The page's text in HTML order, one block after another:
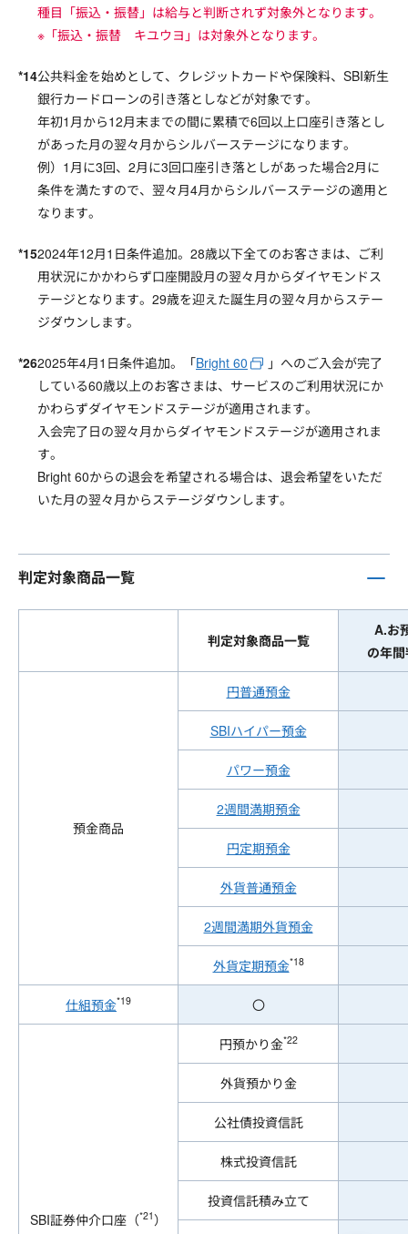
種目「振込・振替」は給与と判断されず対象外となります。
※「振込・振替 キユウヨ」は対象外となります。
公共料金を始めとして、クレジットカードや保険料、SBI新生
銀行カードローンの引き落としなどが対象です。
年初1月から12月末までの間に累積で6回以上口座引き落とし
があった月の翌々月からシルバーステージになります。
例）1月に3回、2月に3回口座引き落としがあった場合2月に
条件を満たすので、翌々月4月からシルバーステージの適用と
なります。
2024年12月1日条件追加。28歳以下全てのお客さまは、ご利
用状況にかかわらず口座開設月の翌々月からダイヤモンドス
テージとなります。29歳を迎えた誕生月の翌々月からステー
ジダウンします。
2025年4月1日条件追加。「Bright 60
」へのご入会が完了
している60歳以上のお客さまは、サービスのご利用状況にか
かわらずダイヤモンドステージが適用されます。
入会完了日の翌々月からダイヤモンドステージが適用されま
す。
Bright 60からの退会を希望される場合は、退会希望をいただ
いた月の翌々月からステージダウンします。
判定対象商品一覧
判定対象商品一覧
A.お
の年
預金商品
円普通預金
SBIハイパー預金
パワー預金
2週間満期預金
円定期預金
外貨普通預金
2週間満期外貨預金
外貨定期預金*18
仕組預金*19 〇
SBI証券仲介口座（*21）
円預かり金*22
外貨預かり金
公社債投資信託
株式投資信託
投資信託積み立て